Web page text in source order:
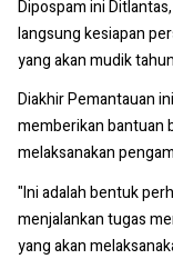
Dipospam ini
langsung kesiapan
yang akan mudik
Diakhir Pemantauan
memberikan bantuan
melaksanakan
"Ini adalah bentuk
menjalankan tugas
yang akan